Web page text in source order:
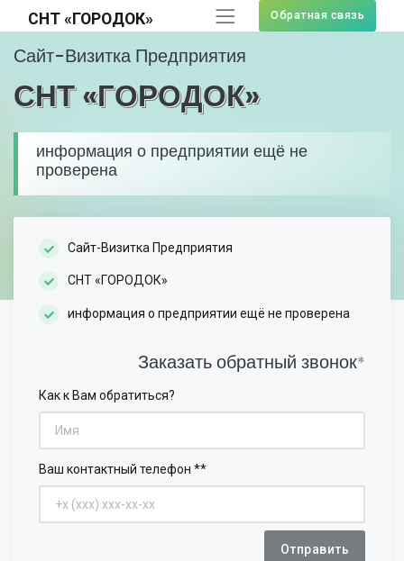
СНТ «ГОРОДОК» Обратная связь
Сайт-Визитка Предприятия
СНТ «ГОРОДОК»
информация о предприятии ещё не
проверена
Сайт-Визитка Предприятия
СНТ «ГОРОДОК»
информация о предприятии ещё не проверена
Заказать обратный звонок*
Как к Вам обратиться?
Ваш контактный телефон **
Отправить